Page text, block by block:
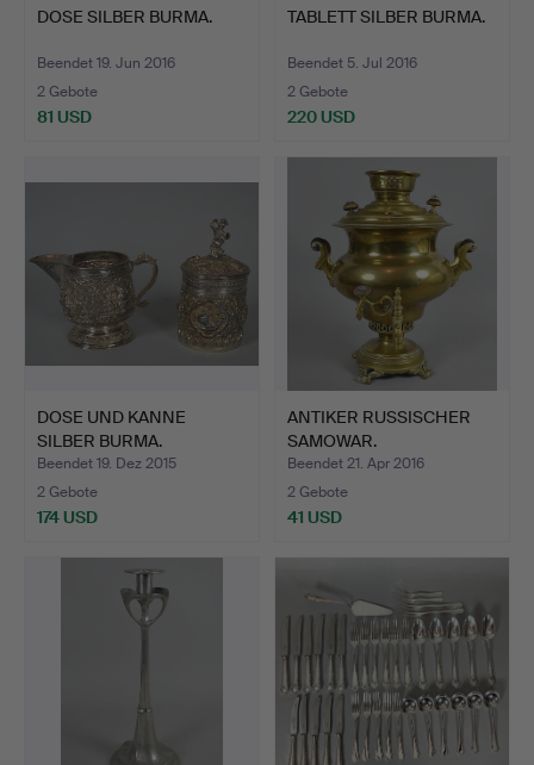
DOSE SILBER BURMA.
Beendet 19. Jun 2016
2 Gebote
81 USD
TABLETT SILBER BURMA.
Beendet 5. Jul 2016
2 Gebote
220 USD
DOSE UND KANNE
SILBER BURMA.
Beendet 19. Dez 2015
2 Gebote
174 USD
ANTIKER RUSSISCHER
SAMOWAR.
Beendet 21. Apr 2016
2 Gebote
41 USD